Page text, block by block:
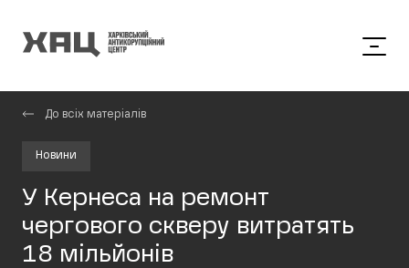
До всіх матеріалів
Новини
У Кернеса на ремонт
чергового скверу витратять
18 мільйонів